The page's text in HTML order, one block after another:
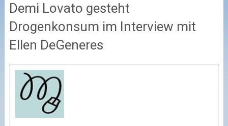
Demi Lovato gesteht
Drogenkonsum im Interview mit
Ellen DeGeneres